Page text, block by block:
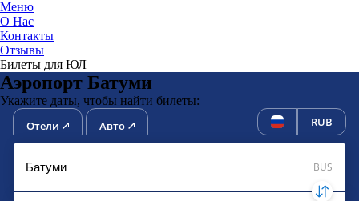
Меню
О Нас
Контакты
Отзывы
Билеты для ЮЛ
Аэропорт Батуми
Укажите даты, чтобы найти билеты:
Отели Авто RUB
BUS